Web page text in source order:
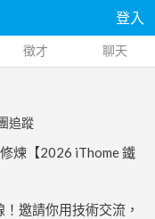
登入
徵才 聊天
追蹤
煉【2026 iThome 鐵
邀請你用技術交流，